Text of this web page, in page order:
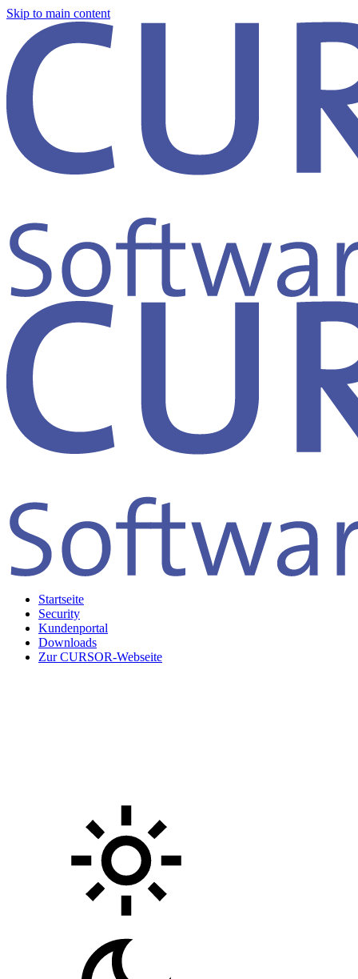
Skip to main content
Startseite
Security
Kundenportal
Downloads
Zur CURSOR-Webseite